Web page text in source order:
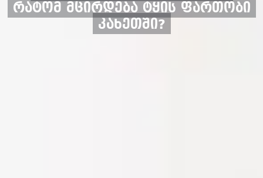
რატომ მცირდება ტყის ფართობი
კახეთში?